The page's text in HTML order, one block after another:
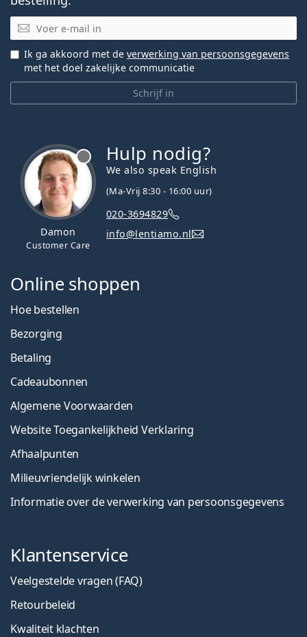
E-mail
Schrijf in
Ik ga akkoord met de verwerking van persoonsgegevens
met het doel zakelijke communicatie
Damon
Customer Care
Hulp nodig?
We also speak English
(Ma-Vrij 8:30 - 16:00 uur)
020-3694829
info@lentiamo.nl
Online shoppen
Hoe bestellen
Bezorging
Betaling
Cadeaubonnen
Algemene Voorwaarden
Website Toegankelijkheid Verklaring
Afhaalpunten
Milieuvriendelijk winkelen
Informatie over de verwerking van persoonsgegevens
Klantenservice
Veelgestelde vragen (FAQ)
Retourbeleid
Kwaliteit klachten